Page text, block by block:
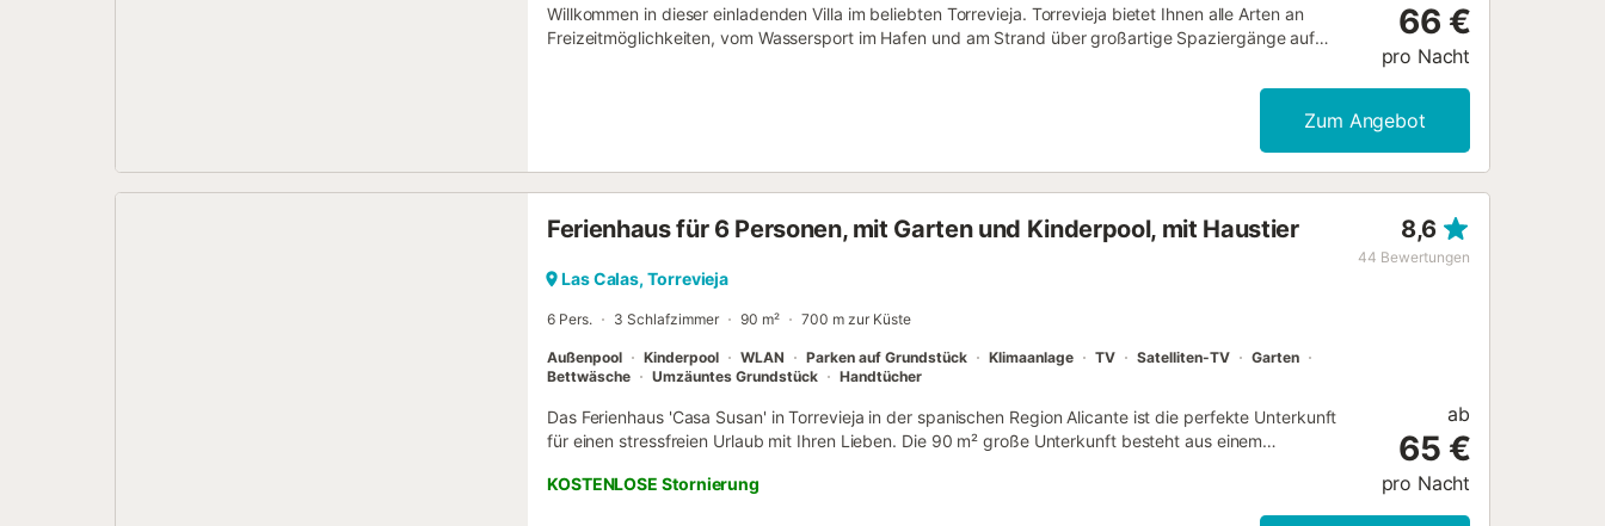
Willkommen in dieser einladenden Villa im beliebten Torrevieja. Torrevieja bietet Ihnen alle Arten an
Freizeitmöglichkeiten, vom Wassersport im Hafen und am Strand über großartige Spaziergänge auf
Sie alle Arten von internationalen und lokalen Speisen wie Reis, Fisch oder fabelhafte Tapas. Torrevieja ist
auch für seine berühmten Salinen bekannt, die definitiv einen Besuch wert sind. Freuen Sie sich daheim
auf den kleinen Wellnessbereich und Zugang zum gemeinschaftlich genutzten Schwimmbad. Auf der
Terrasse lässt es sich in guten Gartenmöbeln bestens entspannen, und morgens Pläne schmieden oder
66 €
pro Nacht
Zum Angebot
Ferienhaus für 6 Personen, mit Garten und Kinderpool, mit Haustier 8,6
44 Bewertungen
Las Calas, Torrevieja
6 Pers. 3 Schlafzimmer 90 m² 700 m zur Küste
Außenpool Kinderpool WLAN Parken auf Grundstück Klimaanlage TV Satelliten-TV
Garten
Bettwäsche
Umzäuntes Grundstück Handtücher
Das Ferienhaus 'Casa Susan' in Torrevieja in der spanischen Region Alicante ist die perfekte Unterkunft
für einen stressfreien Urlaub mit Ihren Lieben. Die 90 m² große Unterkunft besteht aus einem
Personen. Zur weiteren Ausstattung gehören Highspeed-WLAN (für Videoanrufe geeignet), Klimaanlage
und Heizung sowie eine Waschmaschine und Satellitenfernsehen und ein DVD-Player. Ein Babybett und
KOSTENLOSE Stornierung
ab
65 €
pro Nacht